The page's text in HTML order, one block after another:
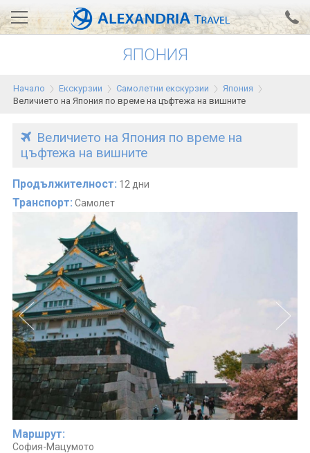
Проверка на резервация
АЛЕКСАНДРИЯ хотели
Турция
Гърция
Египет
Екскурзии
0700 18 308
ЯПОНИЯ
Начало Екскурзии Самолетни екскурзии
Япония
Величието на Япония по време на цъфтежа на вишните
Величието на Япония по време на
цъфтежа на вишните
Продължителност: 12 дни
Транспорт: Самолет
Маршрут:
София-Мацумото